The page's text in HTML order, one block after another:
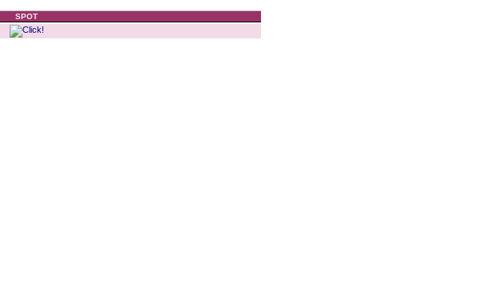
SPOT